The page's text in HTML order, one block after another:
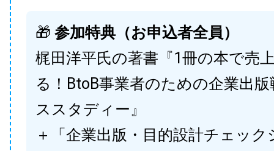
🎁 参加特典（お申込者全員）
梶田洋平氏の著書『1冊の本で売
る！BtoB事業者のための企業出
ススタディー』
＋「企業出版・目的設計チェック